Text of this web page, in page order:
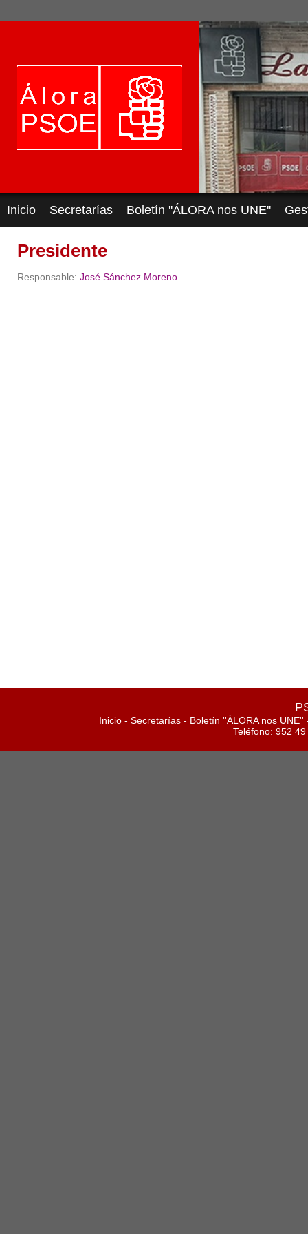
Inicio Secretarías Boletín ''ÁLORA nos UNE''
Presidente
Responsable: José Sánchez Moreno
Inicio - Secretarías - Boletín ''ÁLORA nos UNE''
Teléfono: 952